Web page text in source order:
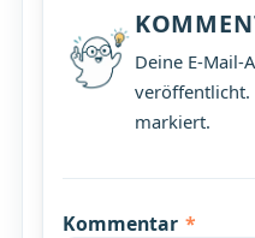
Deine E-Mail-
markiert.
Kommentar *